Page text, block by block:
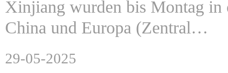
Xinjiang wurden bis Montag in
China und Europa (Zentral…
29-05-2025